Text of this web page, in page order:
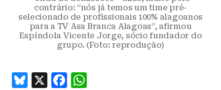
contrário: “nós já temos um time pré-
selecionado de profissionais 100% alagoanos
para a TV Asa Branca Alagoas”, afirmou
Espíndola Vicente Jorge, sócio fundador do
grupo. (Foto: reprodução)
B
X
F